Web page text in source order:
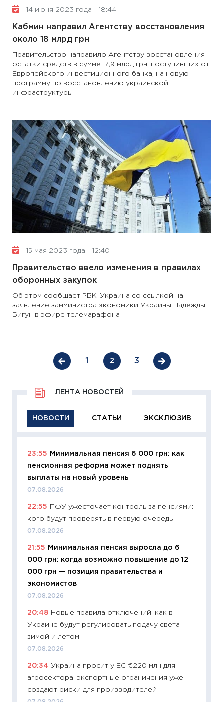
14 июня 2023 года - 18:44
Кабмин направил Агентству восстановления
около 18 млрд грн
Правительство направило Агентству восстановления
остатки средств в сумме 17,9 млрд грн, поступивших от
Европейского инвестиционного банка, на новую
программу по восстановлению украинской
инфраструктуры
15 мая 2023 года - 12:40
Правительство ввело изменения в правилах
оборонных закупок
Об этом сообщает РБК-Украина со ссылкой на
заявление замминистра экономики Украины Надежды
Бигун в эфире телемарафона
1 2 3
НОВОСТИ СТАТЬИ ЭКСКЛЮЗИВ
ЛЕНТА НОВОСТЕЙ
23:55
Минимальная пенсия 6 000 грн: как
пенсионная реформа может поднять
выплаты на новый уровень
07.08.2026
22:55
ПФУ ужесточает контроль за пенсиями:
кого будут проверять в первую очередь
07.08.2026
21:55
Минимальная пенсия выросла до 6
000 грн: когда возможно повышение до 12
000 грн — позиция правительства и
экономистов
07.08.2026
20:48 Новые правила отключений: как в
Украине будут регулировать подачу света
зимой и летом
07.08.2026
20:34 Украина просит у ЕС €220 млн для
агросектора: экспортные ограничения уже
создают риски для производителей